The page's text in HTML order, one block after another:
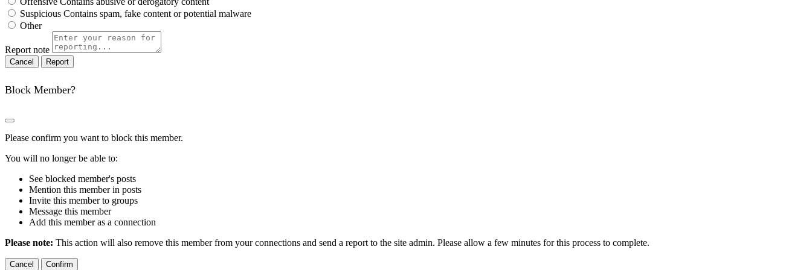
Suspicious Contains spam, fake content or potential malware
Other
Report note
Report
Block Member?
Please confirm you want to block this member.
You will no longer be able to:
See blocked member's posts
Mention this member in posts
Invite this member to groups
Message this member
Add this member as a connection
Please note: This action will also remove this member from your connections and send a report to the site admin. Please allow a few minutes for this process to complete.
Confirm